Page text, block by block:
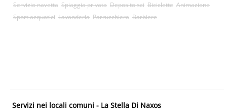
Servizio navetta Spiaggia privata Deposito sci Biciclette Animazione
Sport acquatici Lavanderia Parrucchiera Barbiere
Servizi nei locali comuni - La Stella Di Naxos